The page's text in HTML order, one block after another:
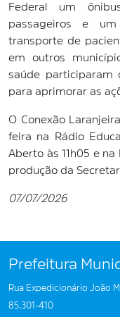
Federal um
passageiros e
transporte de
em outros
saúde participaram
para aprimorar as
O Conexão
feira na Rádio
Aberto às 11h05 e na
produção da
07/07/2026
Prefeitura
Rua Expedicionário João
85.301-410